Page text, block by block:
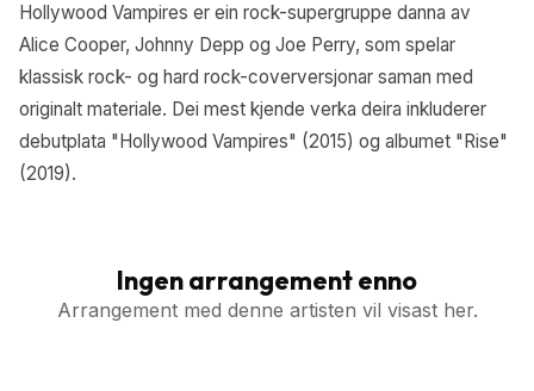
Hollywood Vampires er ein rock-supergruppe danna av
Alice Cooper, Johnny Depp og Joe Perry, som spelar
klassisk rock- og hard rock-coverversjonar saman med
originalt materiale. Dei mest kjende verka deira inkluderer
debutplata "Hollywood Vampires" (2015) og albumet "Rise"
(2019).
Ingen arrangement enno
Arrangement med denne artisten vil visast her.